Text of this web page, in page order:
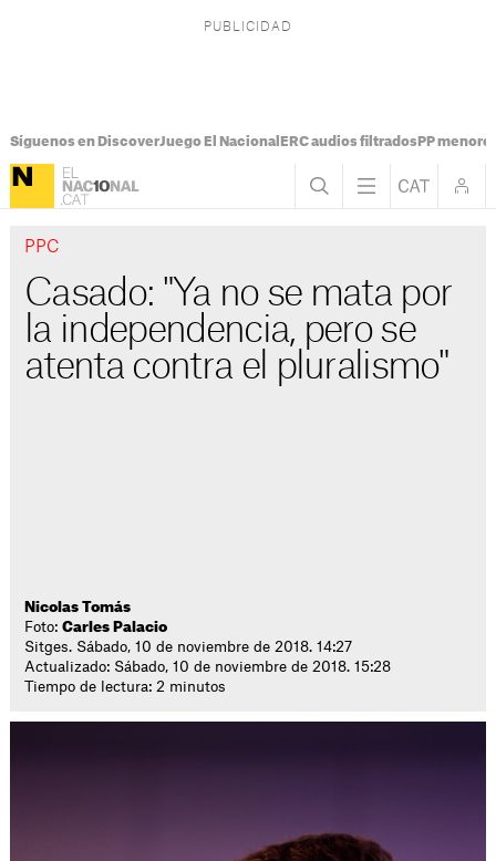
Síguenos en DiscoverJuego El Nacional ERC audios filtradosPP
PPC
Casado: "Ya no se mata por
la independencia, pero se
atenta contra el pluralismo"
Nicolas Tomás
Foto:Carles Palacio
Sitges. Sábado, 10 de noviembre de 2018. 14:27
Actualizado: Sábado, 10 de noviembre de 2018. 15:28
Tiempo de lectura: 2 minutos